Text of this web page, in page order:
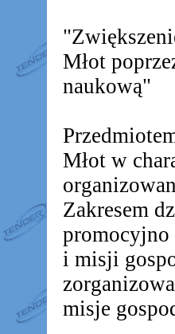
Młot
naukową"
Młot w
Zakresem
promocyjno
i misji
misje